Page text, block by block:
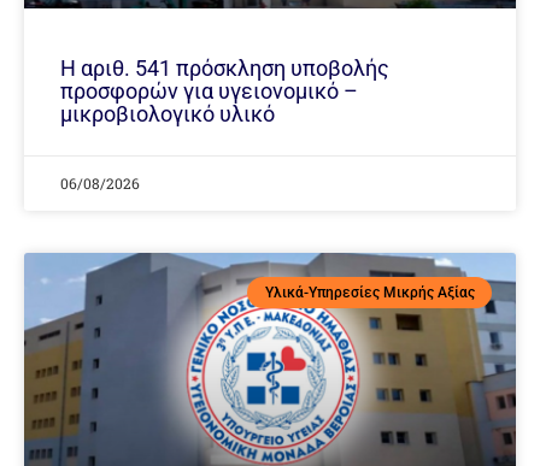
Η αριθ. 541 πρόσκληση υποβολής
προσφορών για υγειονομικό –
μικροβιολογικό υλικό
06/08/2026
Υλικά-Υπηρεσίες Μικρής Αξίας